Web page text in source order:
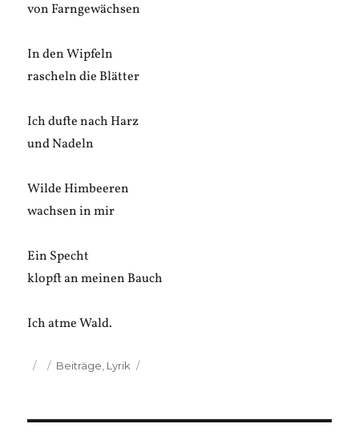
von Farngewächsen
In den Wipfeln
rascheln die Blätter
Ich dufte nach Harz
und Nadeln
Wilde Himbeeren
wachsen in mir
Ein Specht
klopft an meinen Bauch
Ich atme Wald.
Veröffentlicht
Kategorien
Beiträge Lyrik